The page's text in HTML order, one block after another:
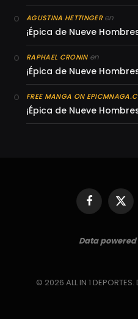
AGUSTINA HETTINGERen
¡Épica de Nueve
RAPHAEL CRONINen
¡Épica de Nueve
FREE MANGA ON
¡Épica de Nueve
Facebook
X
Data
© 2026 ALL IN 1